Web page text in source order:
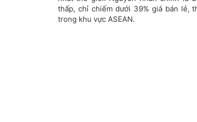
thấp, chỉ chiếm dưới 39% giá bán lẻ,
trong khu vực ASEAN.